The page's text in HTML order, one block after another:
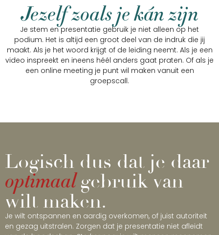
Jezelf zoals je kán zijn
Je stem en presentatie gebruik je niet alleen op het
podium. Het is altijd een groot deel van de indruk die jij
maakt. Als je het woord krijgt of de leiding neemt. Als je een
video inspreekt en ineens héél anders gaat praten. Of als je
een online meeting je punt wil maken vanuit een
groepscall.
Logisch dus dat je daar
optimaalgebruik van
wilt maken.
Je wilt ontspannen en aardig overkomen, of juist autoriteit
en gezag uitstralen. Zorgen dat je presentatie niet afleidt